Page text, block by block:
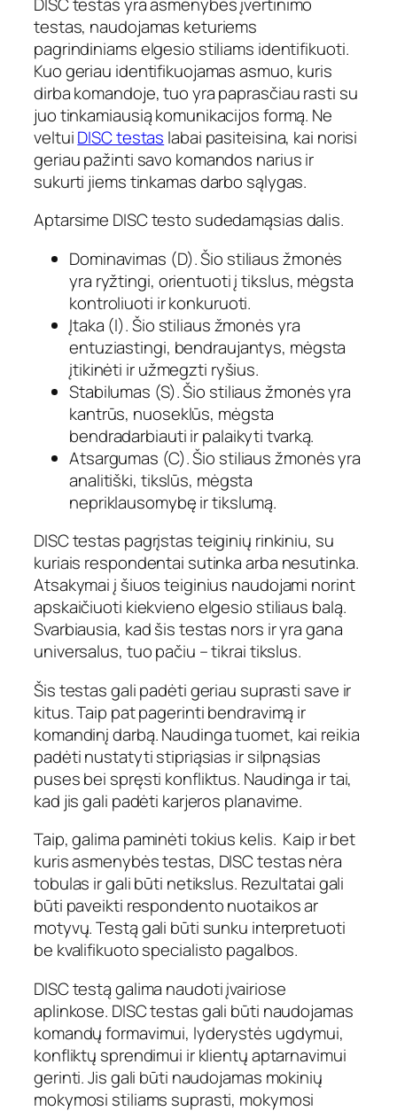
testas, naudojamas keturiems
pagrindiniams elgesio stiliams identifikuoti.
Kuo geriau identifikuojamas asmuo, kuris
dirba komandoje, tuo yra paprasčiau rasti su
juo tinkamiausią komunikacijos formą. Ne
veltuiDISC testas labai pasiteisina, kai norisi
geriau pažinti savo komandos narius ir
sukurti jiems tinkamas darbo sąlygas.
Aptarsime DISC testo sudedamąsias dalis.
Dominavimas (D). Šio stiliaus žmonės
yra ryžtingi, orientuoti į tikslus, mėgsta
kontroliuoti ir konkuruoti.
Įtaka (I). Šio stiliaus žmonės yra
entuziastingi, bendraujantys, mėgsta
įtikinėti ir užmegzti ryšius.
Stabilumas (S). Šio stiliaus žmonės yra
kantrūs, nuoseklūs, mėgsta
bendradarbiauti ir palaikyti tvarką.
Atsargumas (C). Šio stiliaus žmonės yra
analitiški, tikslūs, mėgsta
nepriklausomybę ir tikslumą.
DISC testas pagrįstas teiginių rinkiniu, su
kuriais respondentai sutinka arba nesutinka.
Atsakymai į šiuos teiginius naudojami norint
apskaičiuoti kiekvieno elgesio stiliaus balą.
Svarbiausia, kad šis testas nors ir yra gana
universalus, tuo pačiu – tikrai tikslus.
Šis testas gali padėti geriau suprasti save ir
kitus. Taip pat pagerinti bendravimą ir
komandinį darbą. Naudinga tuomet, kai reikia
padėti nustatyti stipriąsias ir silpnąsias
puses bei spręsti konfliktus. Naudinga ir tai,
kad jis gali padėti karjeros planavime.
Taip, galima paminėti tokius kelis. Kaip ir bet
kuris asmenybės testas, DISC testas nėra
tobulas ir gali būti netikslus. Rezultatai gali
būti paveikti respondento nuotaikos ar
motyvų. Testą gali būti sunku interpretuoti
be kvalifikuoto specialisto pagalbos.
DISC testą galima naudoti įvairiose
aplinkose. DISC testas gali būti naudojamas
komandų formavimui, lyderystės ugdymui,
konfliktų sprendimui ir klientų aptarnavimui
gerinti. Jis gali būti naudojamas mokinių
mokymosi stiliams suprasti, mokymosi